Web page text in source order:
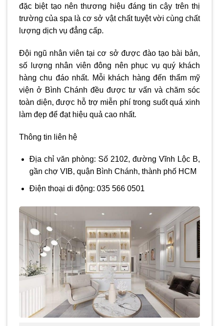
đặc biệt tạo nên thương hiệu đáng tin cậy trên thị
trường của spa là cơ sở vật chất tuyệt vời cùng chất
lượng dịch vụ đẳng cấp.
Đội ngũ nhân viên tại cơ sở được đào tạo bài bản,
số lượng nhân viên đông nên phục vụ quý khách
hàng chu đáo nhất. Mỗi khách hàng đến thẩm mỹ
viện ở Bình Chánh đều được tư vấn và chăm sóc
toàn diện, được hỗ trợ miễn phí trong suốt quá xinh
làm đẹp để đạt hiệu quả cao nhất.
Thông tin liên hệ
Địa chỉ văn phòng: Số 2102, đường Vĩnh Lộc B,
gần chợ VIB, quận Bình Chánh, thành phố HCM
Điện thoại di động: 035 566 0501